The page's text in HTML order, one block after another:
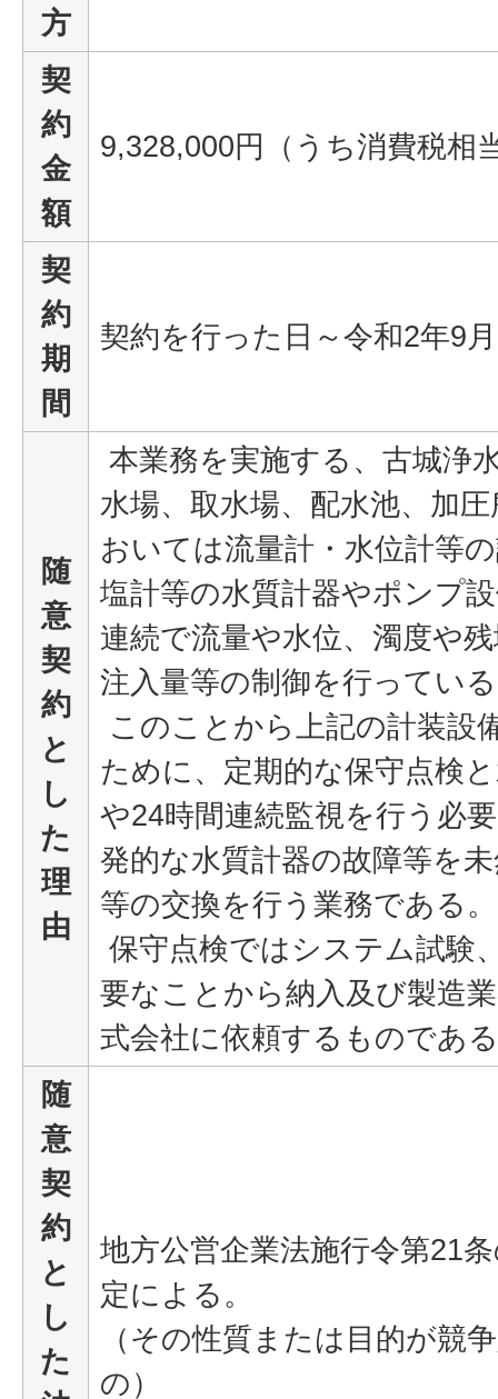
方
契
約
金
額
9,328,000円（うち消費税相
契
約
期
間
契約を行った日～令和2年9
随
意
契
約
と
し
た
理
由
本業務を実施する、古城浄
水場、取水場、配水池、加
おいては流量計・水位計等
塩計等の水質計器やポンプ
連続で流量や水位、濁度や
注入量等の制御を行ってい
このことから上記の計装設
ために、定期的な保守点検
や24時間連続監視を行う必
発的な水質計器の故障等を
等の交換を行う業務である。
保守点検ではシステム試験
要なことから納入及び製造
式会社に依頼するものであ
随
意
契
約
と
し
た
地方公営企業法施行令第21
定による。
（その性質または目的が競
の）